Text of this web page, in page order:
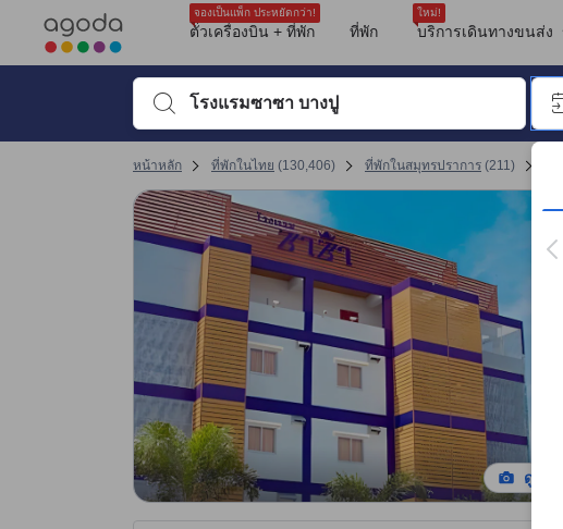
จองเป็นแพ็ก ประหยัดกว่า!
ตั๋วเครื่องบิน + ที่พัก ที่พัก
ใหม่!
บริการเดินทางขนส่ง
พิมพ์ชื่อที่พักหรือคำที่ต้องการค้นหา จากนั้นใช้ปุ่มลูกศรหรือปุ่ม Tab เพื่
กด
หน้าหลัก ที่พักในไทย (130,406) ที่พักในสมุทรปราการ (211)
ดูรูปทั้
รีวิวทั้งหมดของอโกด้ามาจากผู้เข้าพักจริง ซึ่งเขียนหลังจากการเดินทางไปเข้าพัก ดัง
การให้บริการของพนักงาน 7.3 เต็ม 10 คะแนน ถือว่าได้คะแนนสูงในสมุทรปราการ
ความสะอาด 6.3 เต็ม 10 คะแนน ถือว่าได้คะแนนสูงในสมุทรปราการ
ทำเลที่ตั้ง 6.3 เต็ม 10 คะแนน ถือว่าได้คะแนนสูงในสมุทรปราการ
คุ้มค่ากับเงินที่จ่าย 6 เต็ม 10 คะแนน ถือว่าได้คะแนนสูงในสมุทรปราการ
สิ่งอำนวยความสะดวก 5.9 เต็ม 10 คะแนน ถือว่าได้คะแนนสูงในสมุทรปราการ
ความสะดวกสบายและคุณภาพของห้องพัก 5.3 เต็ม 10 คะแนน ถือว่าได้คะแนนสูงในสมุทรปรา
Mentioned in 2 reviews
Mentioned in 1 reviews
สิ่งอำนวยความสะดวกในที่พัก
Mentioned in 1 reviews
Mentioned in 1 reviews